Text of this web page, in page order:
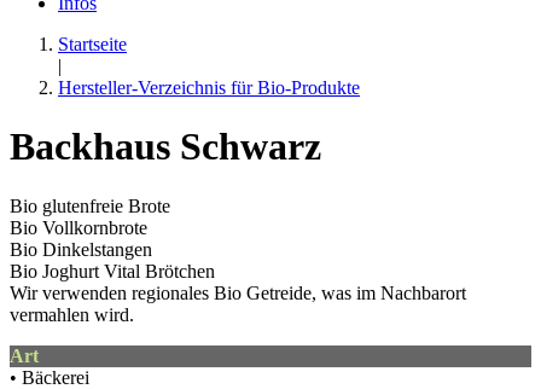
Startseite
|
Hersteller-Verzeichnis für Bio-Produkte
Backhaus Schwarz
Bio glutenfreie Brote
Bio Vollkornbrote
Bio Dinkelstangen
Bio Joghurt Vital Brötchen
Wir verwenden regionales Bio Getreide, was im Nachbarort
vermahlen wird.
Art
• Bäckerei